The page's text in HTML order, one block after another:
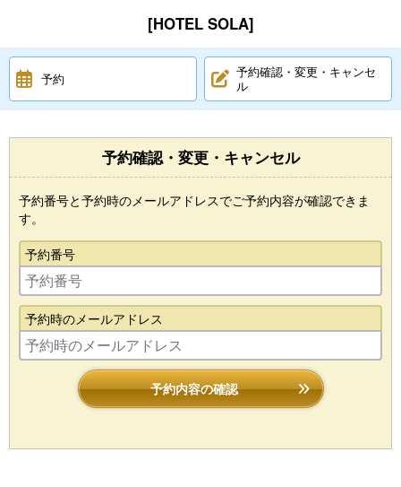
[HOTEL SOLA]
予約
予約確認・変更・キャンセ
ル
予約確認・変更・キャンセル
予約番号と予約時のメールアドレスでご予約内容が確認できま
す。
予約番号
予約時のメールアドレス
予約内容の確認